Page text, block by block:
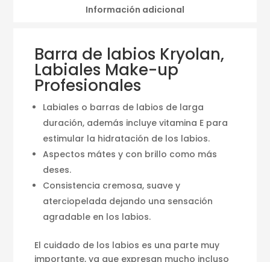
Información adicional
Barra de labios Kryolan,
Labiales Make-up
Profesionales
Labiales o barras de labios de larga
duración, además incluye vitamina E para
estimular la hidratación de los labios.
Aspectos mátes y con brillo como más
deses.
Consistencia cremosa, suave y
aterciopelada dejando una sensación
agradable en los labios.
El cuidado de los labios es una parte muy
importante, ya que expresan mucho incluso